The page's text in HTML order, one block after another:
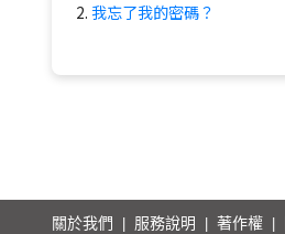
我忘了我的密碼？
關於我們 服務說明 著作權